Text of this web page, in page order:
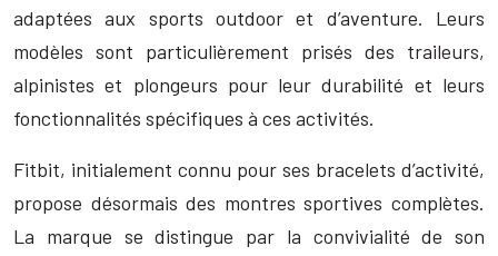
adaptées aux sports outdoor et d’aventure. Leurs
modèles sont particulièrement prisés des traileurs,
alpinistes et plongeurs pour leur durabilité et leurs
fonctionnalités spécifiques à ces activités.
Fitbit, initialement connu pour ses bracelets d’activité,
propose désormais des montres sportives complètes.
La marque se distingue par la convivialité de son